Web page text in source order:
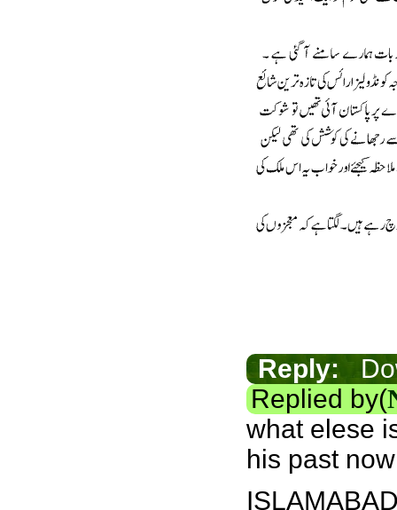
Reply:
Replied by(
what elese
his past now